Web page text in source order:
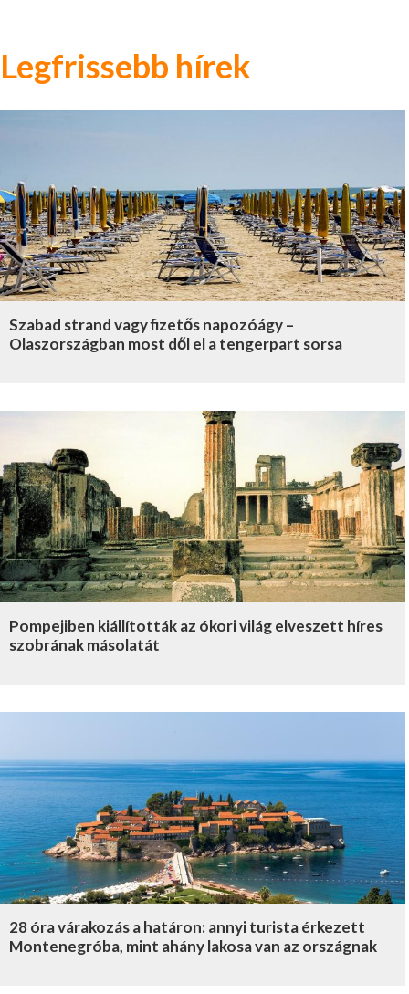
Legfrissebb hírek
Szabad strand vagy fizetős napozóágy –
Olaszországban most dől el a tengerpart sorsa
Pompejiben kiállították az ókori világ elveszett híres
szobrának másolatát
28 óra várakozás a határon: annyi turista érkezett
Montenegróba, mint ahány lakosa van az országnak